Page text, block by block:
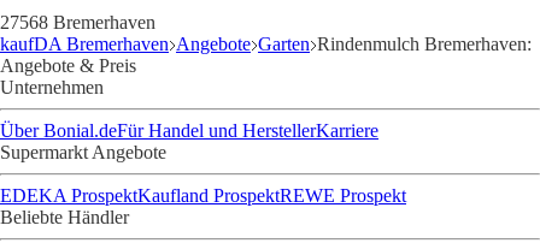
27568 Bremerhaven
kaufDA Bremerhaven Angebote Garten Rindenmulch Bremerhaven:
Angebote & Preis
Unternehmen
Über Bonial.deFür Handel und HerstellerKarriere
Supermarkt Angebote
EDEKA ProspektKaufland ProspektREWE Prospekt
Beliebte Händler